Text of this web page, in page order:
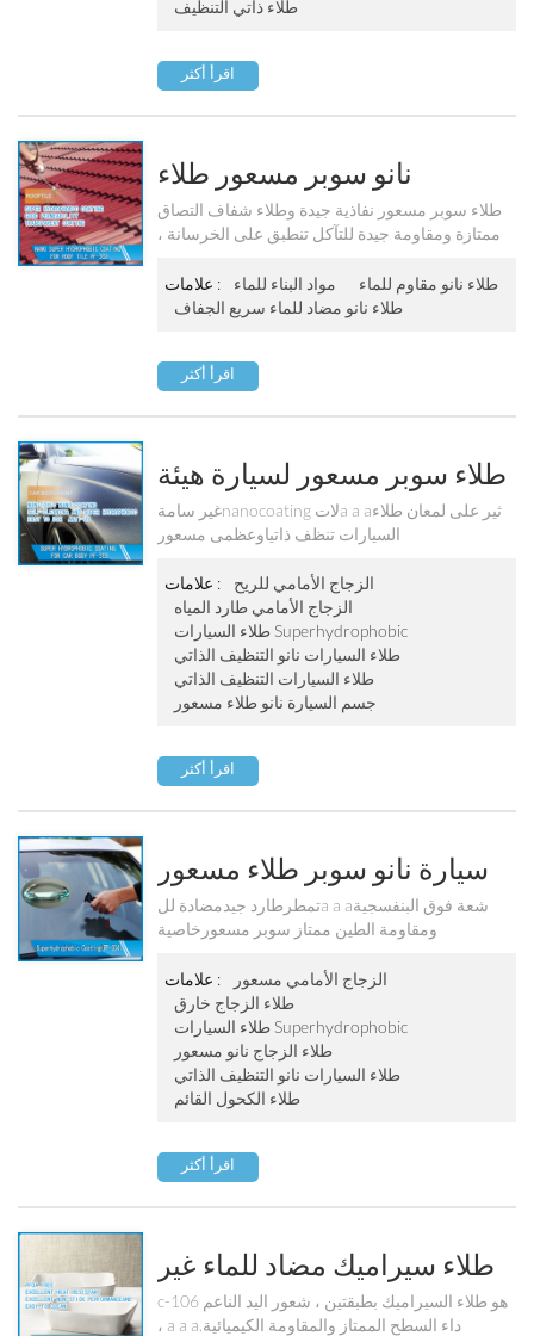
طلاء ذاتي التنظيف
اقرأ أكثر
نانو سوبر مسعور طلاء
للخرسانة / سقف القرميد /
الحجر / الخشب الخ Pf-302
طلاء سوبر مسعور نفاذية جيدة وطلاء شفاف التصاق
ممتازة ومقاومة جيدة للتآكل تنطبق على الخرسانة ،
علامات :
مواد البناء للماء
طلاء نانو مقاوم للماء
طلاء نانو مضاد للماء سريع الجفاف
اقرأ أكثر
طلاء سوبر مسعور لسيارة هيئة
Pf-303
غير سامةnanocoating لاتa a aثير على لمعان طلاء
السيارات تنظف ذاتياوعظمى مسعور
علامات :
الزجاج الأمامي للريح
الزجاج الأمامي طارد المياه
طلاء السيارات Superhydrophobic
طلاء السيارات نانو التنظيف الذاتي
طلاء السيارات التنظيف الذاتي
جسم السيارة نانو طلاء مسعور
اقرأ أكثر
سيارة نانو سوبر طلاء مسعور
Pf-304
تمطرطارد جيدمضادة للa a aشعة فوق البنفسجية
ومقاومة الطين ممتاز سوبر مسعورخاصية
علامات :
الزجاج الأمامي مسعور
طلاء الزجاج خارق
طلاء السيارات Superhydrophobic
طلاء الزجاج نانو مسعور
طلاء السيارات نانو التنظيف الذاتي
طلاء الكحول القائم
اقرأ أكثر
طلاء سيراميك مضاد للماء غير
لاصق C-106
c-106 هو طلاء السيراميك بطبقتين ، شعور اليد الناعم
، a a aداء السطح الممتاز والمقاومة الكيميائية.